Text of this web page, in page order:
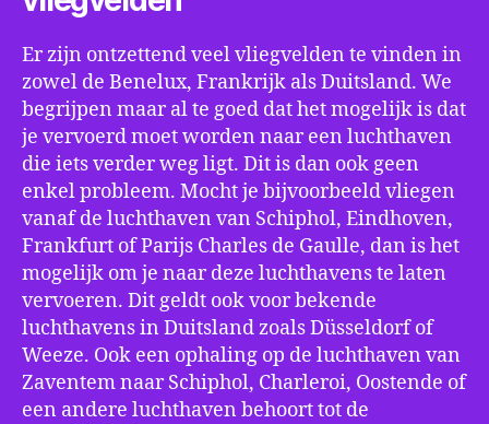
Er zijn ontzettend veel vliegvelden te vinden in
zowel de Benelux, Frankrijk als Duitsland. We
begrijpen maar al te goed dat het mogelijk is dat
je vervoerd moet worden naar een luchthaven
die iets verder weg ligt. Dit is dan ook geen
enkel probleem. Mocht je bijvoorbeeld vliegen
vanaf de luchthaven van Schiphol, Eindhoven,
Frankfurt of Parijs Charles de Gaulle, dan is het
mogelijk om je naar deze luchthavens te laten
vervoeren. Dit geldt ook voor bekende
luchthavens in Duitsland zoals Düsseldorf of
Weeze. Ook een ophaling op de luchthaven van
Zaventem naar Schiphol, Charleroi, Oostende of
een andere luchthaven behoort tot de